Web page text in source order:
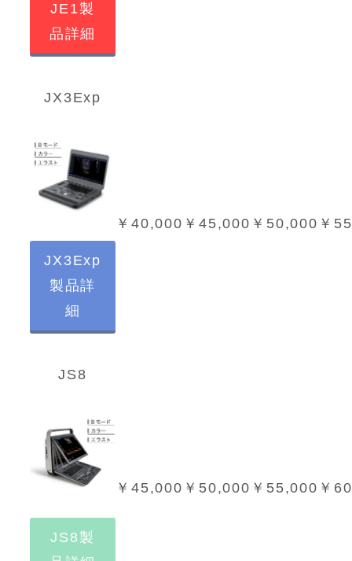
JE1製
品詳細
JX3Exp
JX3Exp
製品詳
細
￥40,000 ￥45,000 ￥50,000 ￥
JS8
JS8製
￥45,000 ￥50,000 ￥55,000 ￥